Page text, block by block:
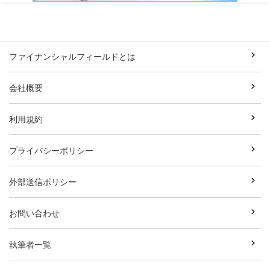
ファイナンシャルフィールドとは
会社概要
利用規約
プライバシーポリシー
外部送信ポリシー
お問い合わせ
執筆者一覧